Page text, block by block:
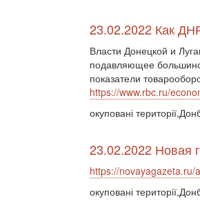
23.02.2022 Как
Власти Донецкой и
подавляющее
показатели
https://www.rbc.ru/
окуповані
23.02.2022 Новая
https://
окуповані